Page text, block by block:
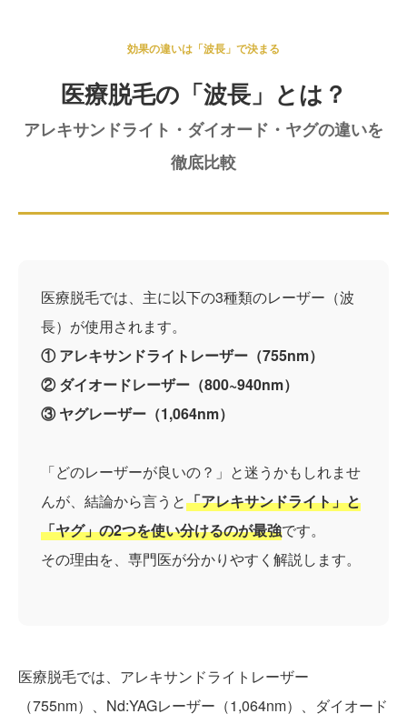
効果の違いは「波長」で決まる
医療脱毛の「波長」とは？
アレキサンドライト・ダイオード・ヤグの違いを
徹底比較
医療脱毛では、主に以下の3種類のレーザー（波
長）が使用されます。
① アレキサンドライトレーザー（755nm）
② ダイオードレーザー（800~940nm）
③ ヤグレーザー（1,064nm）
「どのレーザーが良いの？」と迷うかもしれませ
んが、結論から言うと「アレキサンドライト」と
「ヤグ」の2つを使い分けるのが最強です。
その理由を、専門医が分かりやすく解説します。
医療脱毛では、アレキサンドライトレーザー
（755nm）、Nd:YAGレーザー（1,064nm）、ダイオード